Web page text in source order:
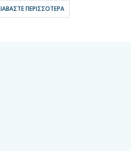
ΠΕΡΙΣΣΌΤΕΡΑ